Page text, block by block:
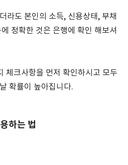
라도 본인의 소득, 신용상태 , 부채
정확한 것은 은행에 확인 해보셔
체크사항을 먼저 확인하시고 모두
확률이 높아집니다.
하는 법